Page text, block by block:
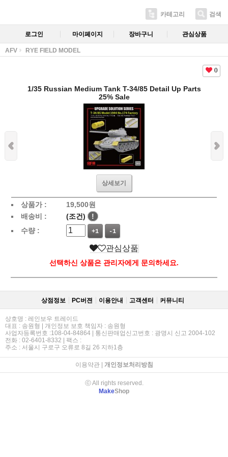
카테고리 검색
로그인 마이페이지 장바구니 관심상품
AFV RYE FIELD MODEL
0
1/35 Russian Medium Tank T-34/85 Detail Up Parts
25% Sale
상세보기
상품가 : 19,500원
배송비 :
(조건)
!
수량 :
+1 -1
관심상품
선택하신 상품은 관리자에게 문의하세요.
상점정보 PC버젼 이용안내 고객센터 커뮤니티
상호명 : 레인보우 트레이드
대표 : 송원형 | 개인정보 보호 책임자 : 송원형
사업자등록번호 :108-04-84864 | 통신판매업신고번호 : 광명시 신고 2004-102
전화 : 02-6401-8332 | 팩스 :
주소 : 서울시 구로구 오류로 8길 26 지하1층
이용약관| 개인정보처리방침
ⓒ All rights reserved.
MakeShop